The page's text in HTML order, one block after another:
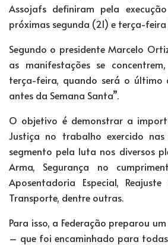
Assojafs definiram pela
próximas segunda (21) e terça-
Segundo o presidente Marcelo
as manifestações se
terça-feira, quando será o
antes da Semana Santa”.
O objetivo é demonstrar a
Justiça no trabalho exercido
segmento pela luta nos diversos
Arma, Segurança no
Aposentadoria Especial,
Transporte, dentre outras.
Para isso, a Federação preparou
– que foi encaminhado para